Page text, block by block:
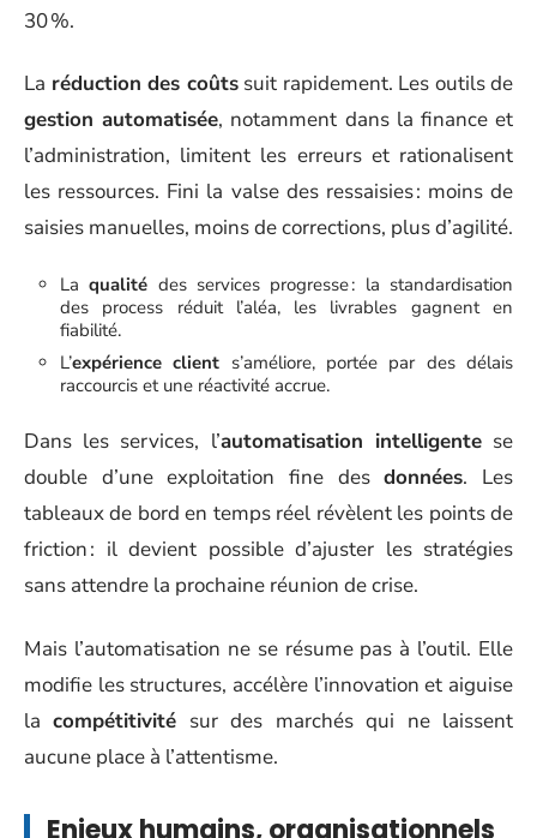
30 %.
La réduction des coûtssuit rapidement. Les outils de
gestion automatisée, notamment dans la finance et
l’administration, limitent les erreurs et rationalisent
les ressources. Fini la valse des ressaisies : moins de
saisies manuelles, moins de corrections, plus d’agilité.
Laqualité des services progresse : la standardisation
des process réduit l’aléa, les livrables gagnent en
fiabilité.
L’expérience client s’améliore, portée par des délais
raccourcis et une réactivité accrue.
Dans les services, l’automatisation intelligentese
double d’une exploitation fine desdonnées. Les
tableaux de bord en temps réel révèlent les points de
friction : il devient possible d’ajuster les stratégies
sans attendre la prochaine réunion de crise.
Mais l’automatisation ne se résume pas à l’outil. Elle
modifie les structures, accélère l’innovation et aiguise
lacompétitivité sur des marchés qui ne laissent
aucune place à l’attentisme.
Enjeux humains, organisationnels